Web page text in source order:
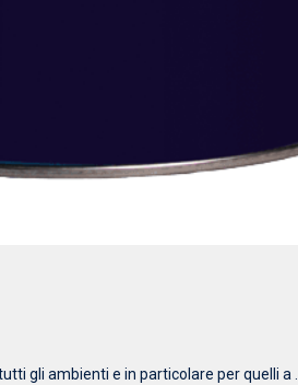
gli ambienti e in particolare per quelli a